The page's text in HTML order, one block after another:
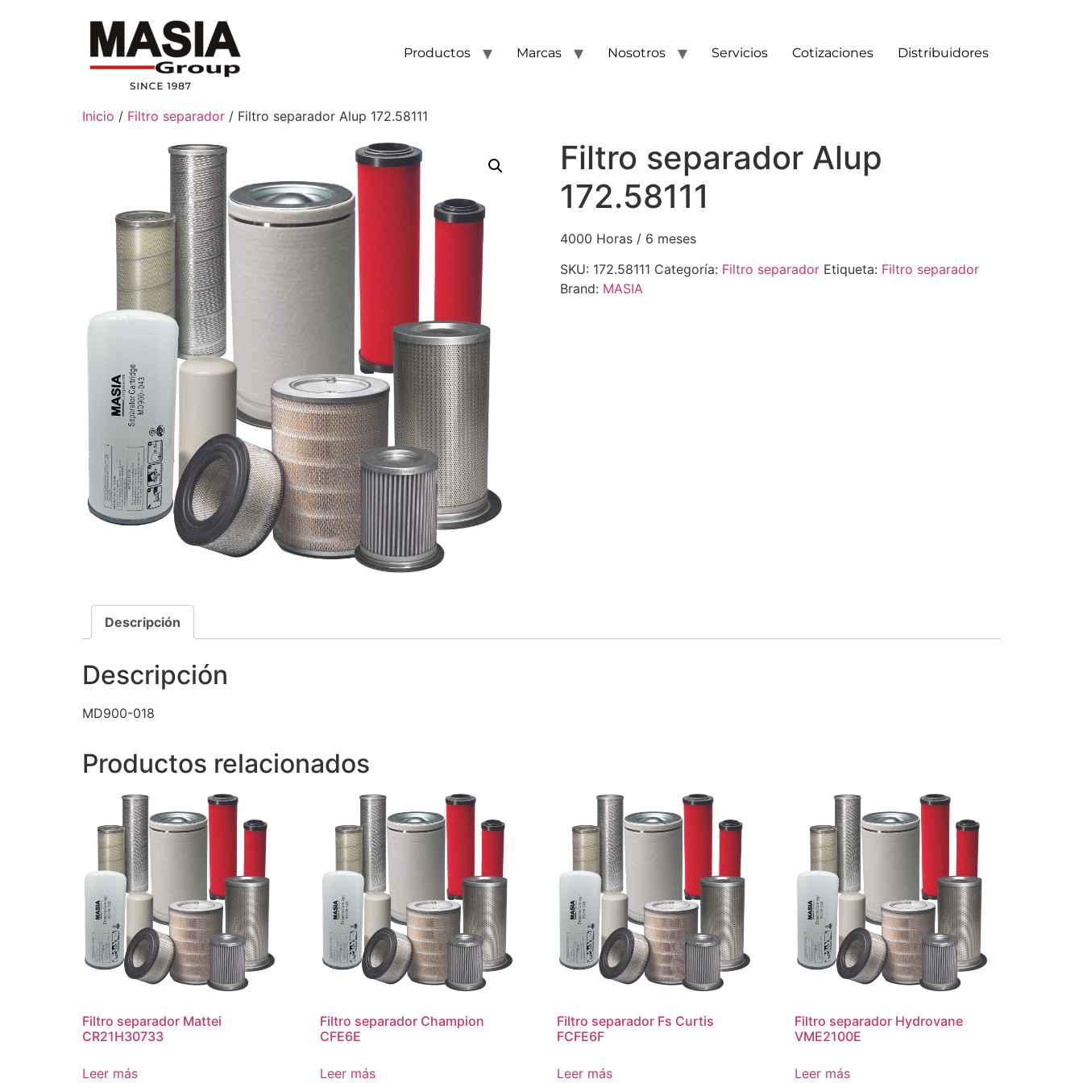
Productos Marcas Nosotros Servicios Cotizaciones Distribuidores
Inicio / Filtro separador / Filtro separador Alup 172.58111
Filtro separador Alup
172.58111
4000 Horas / 6 meses
SKU: 172.58111 Categoría: Filtro separador Etiqueta: Filtro separador
Brand: MASIA
Descripción
Descripción
MD900-018
Productos relacionados
Filtro separador Mattei
CR21H30733
Leer más
Filtro separador Champion
CFE6E
Leer más
Filtro separador Fs Curtis
FCFE6F
Leer más
Filtro separador Hydrovane
VME2100E
Leer más